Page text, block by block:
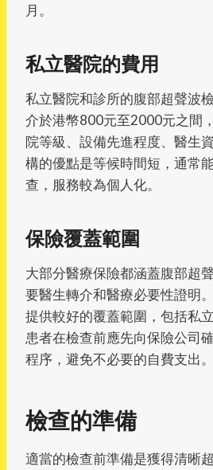
月。
私立醫院的費用
私立醫院和診所的腹部超聲波
介於港幣800元至2000元之間
院等級、設備先進程度、醫生
構的優點是等候時間短，通常
查，服務較為個人化。
保險覆蓋範圍
大部分醫療保險都涵蓋腹部超
要醫生轉介和醫療必要性證明
提供較好的覆蓋範圍，包括私
患者在檢查前應先向保險公司
程序，避免不必要的自費支出。
檢查的準備
適當的檢查前準備是獲得清晰